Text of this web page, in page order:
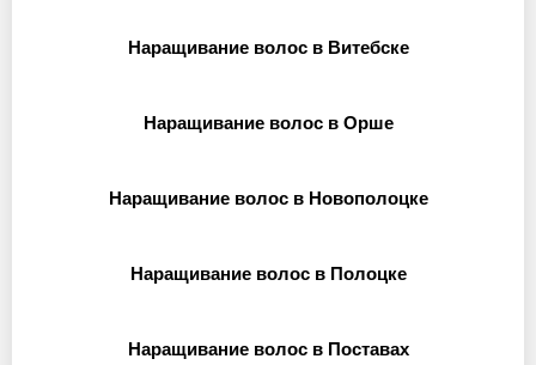
Наращивание волос в Витебске
Наращивание волос в Орше
Наращивание волос в Новополоцке
Наращивание волос в Полоцке
Наращивание волос в Поставах